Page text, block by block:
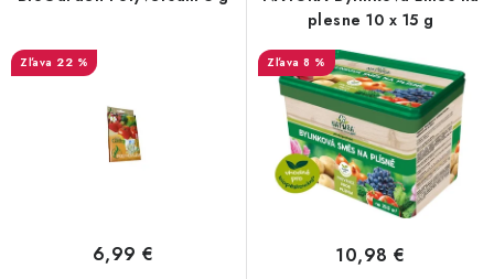
d
u
r
o
22 %
6,99 €
plesne 10 x 15 g
8 %
10,98 €